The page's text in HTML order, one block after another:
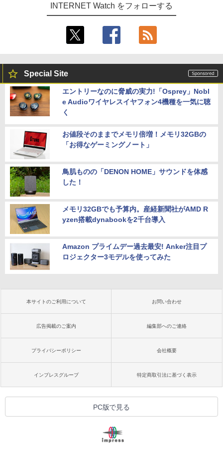
INTERNET Watch をフォローする
Special Site
エントリーなのに脅威の実力!「Osprey」Nobl
e Audioワイヤレスイヤフォン4機種を一気に聴
く
お値段そのままでメモリ倍増！メモリ32GBの
「お得なゲーミングノート」
鳥肌ものの「DENON HOME」サウンドを体感
した！
メモリ32GBでも予算内。産経新聞社がAMD R
yzen搭載dynabookを2千台導入
Amazon プライムデー過去最安! Anker注目プ
ロジェクター3モデルを使ってみた
本サイトのご利用について お問い合わせ
広告掲載のご案内 編集部へのご連絡
プライバシーポリシー 会社概要
インプレスグループ 特定商取引法に基づく表示
PC版で見る